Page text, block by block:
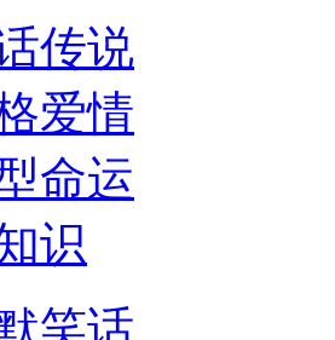
传说
爱情
命运
识
笑话